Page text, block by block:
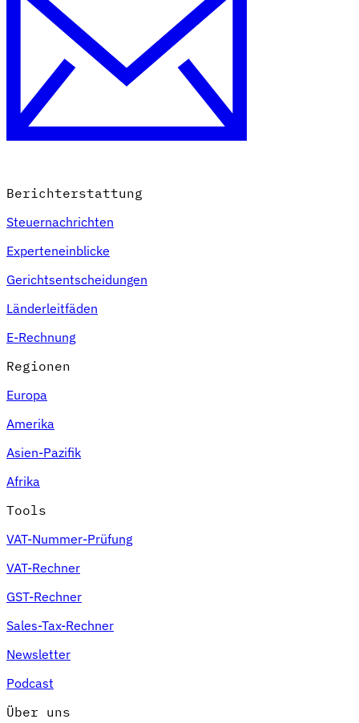
Berichterstattung
Steuernachrichten
Experteneinblicke
Gerichtsentscheidungen
Länderleitfäden
E-Rechnung
Regionen
Europa
Amerika
Asien-Pazifik
Afrika
Tools
VAT-Nummer-Prüfung
VAT-Rechner
GST-Rechner
Sales-Tax-Rechner
Newsletter
Podcast
Über uns